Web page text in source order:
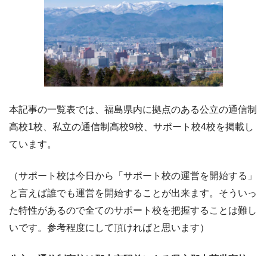
本記事の一覧表では、福島県内に拠点のある公立の通信制
高校1校、私立の通信制高校9校、サポート校4校を掲載し
ています。
（サポート校は今日から「サポート校の運営を開始する」
と言えば誰でも運営を開始することが出来ます。そういっ
た特性があるので全てのサポート校を把握することは難し
いです。参考程度にして頂ければと思います）